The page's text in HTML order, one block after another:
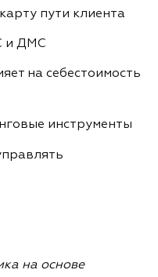
пути клиента
и ДМС
на себестоимость
инструменты
на основе